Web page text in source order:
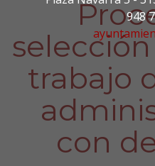
948
trabajo
con